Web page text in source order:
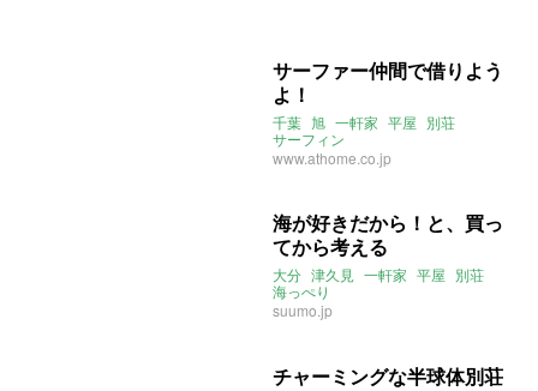
サーファー仲間で借りよう
よ！
千葉 旭 一軒家 平屋 別荘
サーフィン
www.athome.co.jp
海が好きだから！と、買っ
てから考える
大分 津久見 一軒家 平屋 別荘
海っぺり
suumo.jp
チャーミングな半球体別荘